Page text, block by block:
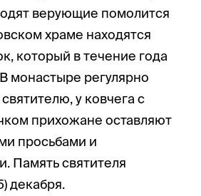
верующие помолится
храме находятся
который в течение года
В монастыре регулярно
у ковчега с
прихожане оставляют
просьбами и
Память святителя
декабря.